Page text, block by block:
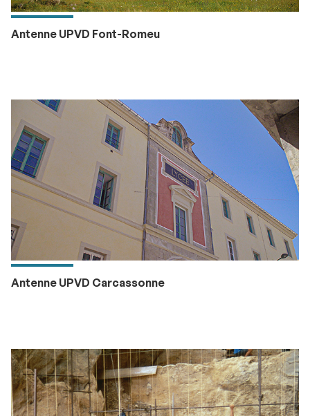
Antenne UPVD Font-Romeu
Antenne UPVD Carcassonne